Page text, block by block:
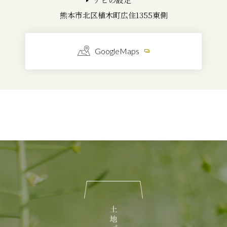
熊本市北区植木町広住1355東側
GoogleMaps